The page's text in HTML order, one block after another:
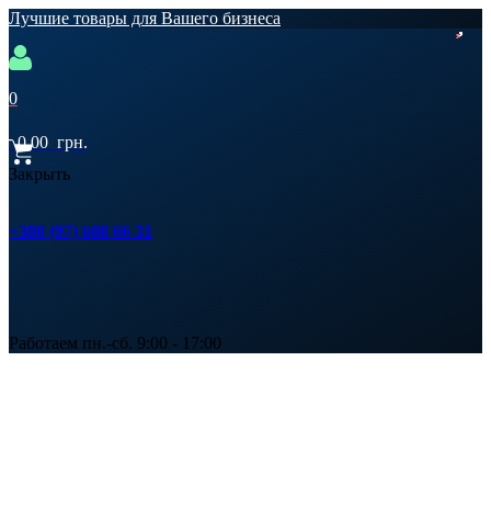
Лучшие товары для Вашего бизнеса
0
0,00 грн.
Закрыть
+380 (97) 688 66 31
Работаем пн.-сб. 9:00 - 17:00